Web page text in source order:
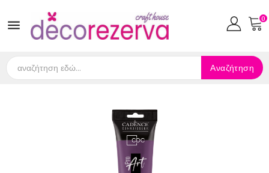
 0
Αναζήτηση